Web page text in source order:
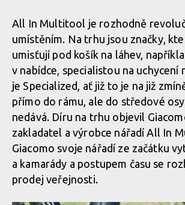
All In Multitool je rozhodně
umístěním. Na trhu jsou značky,
umisťují pod košík na láhev,
v nabídce, specialistou na uchycení
je Specialized, ať již to je na již
přímo do rámu, ale do středové
nedává. Díru na trhu objevil
zakladatel a výrobce nářadí All In
Giacomo svoje nářadí ze začátku
a kamarády a postupem času se
prodej veřejnosti.